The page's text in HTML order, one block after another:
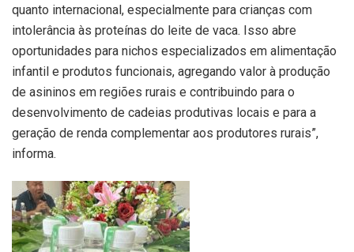
quanto internacional, especialmente para crianças com
intolerância às proteínas do leite de vaca. Isso abre
oportunidades para nichos especializados em alimentação
infantil e produtos funcionais, agregando valor à produção
de asininos em regiões rurais e contribuindo para o
desenvolvimento de cadeias produtivas locais e para a
geração de renda complementar aos produtores rurais”,
informa.